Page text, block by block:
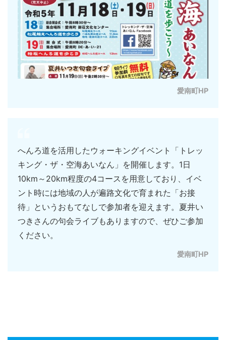
愛南町HP
へんろ道を活用したウォーキングイベント「トレッ
キング・ザ・空海あいなん」を開催します。1日
10km～20km程度の4コースを用意しており、イベ
ント時には地域の人が遍路文化で育まれた「お接
待」というおもてなしで参加者を迎えます。夏井い
つきさんの句会ライブもありますので、ぜひご参加
ください。
愛南町HP